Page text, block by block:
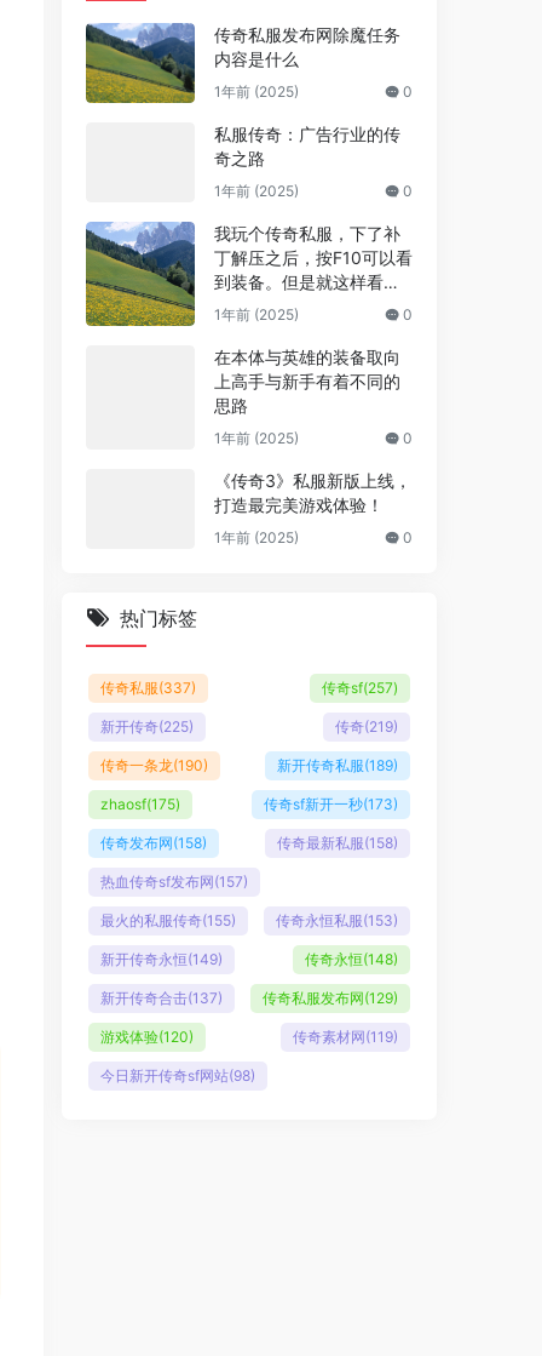
传奇私服发布网除魔任务
内容是什么
1年前 (2025) 0
私服传奇：广告行业的传
奇之路
1年前 (2025) 0
我玩个传奇私服，下了补
丁解压之后，按F10可以看
到装备。但是就这样看就
看不到衣服和武器，这是
1年前 (2025) 0
在本体与英雄的装备取向
上高手与新手有着不同的
思路
1年前 (2025) 0
《传奇3》私服新版上线，
打造最完美游戏体验！
1年前 (2025) 0
热门标签
传奇私服(337) 传奇sf(257)
新开传奇(225) 传奇(219)
传奇一条龙(190) 新开传奇私服(189)
zhaosf(175) 传奇sf新开一秒(173)
传奇发布网(158) 传奇最新私服(158)
热血传奇sf发布网(157)
最火的私服传奇(155) 传奇永恒私服(153)
新开传奇永恒(149) 传奇永恒(148)
新开传奇合击(137) 传奇私服发布网(129)
游戏体验(120) 传奇素材网(119)
今日新开传奇sf网站(98)